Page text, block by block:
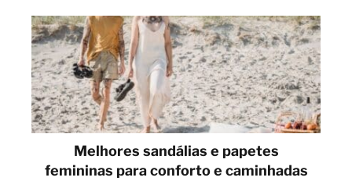
Melhores sandálias e papetes
femininas para conforto e caminhadas